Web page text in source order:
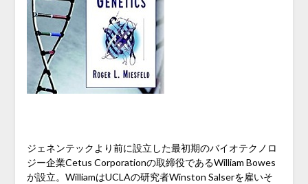
ジェネンテックより前に設立した最初期のバイオテクノロ
ジー企業Cetus Corporationの取締役であるWilliam Bowes
が設立。WilliamはUCLAの研究者Winston Salserを雇いそ